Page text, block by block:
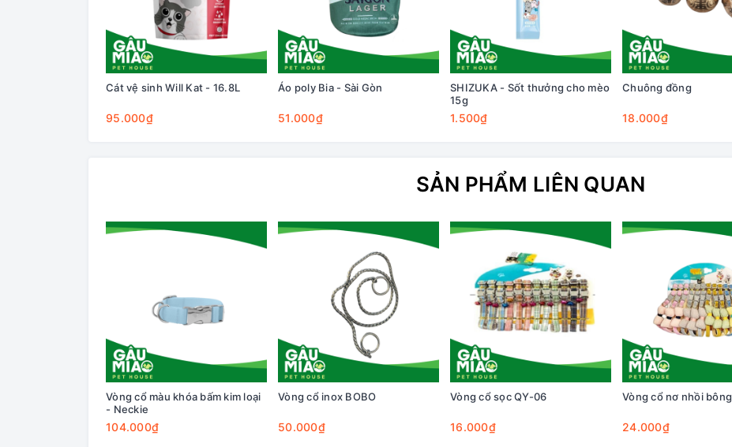
Cát vệ sinh Will Kat - 16.8L
95.000₫
Áo poly Bia - Sài Gòn
51.000₫
SHIZUKA - Sốt thưởng cho mèo
15g
1.500₫
Chuông đồng
18.000₫
SẢN PHẨM LIÊN QUAN
Vòng cổ màu khóa bấm kim loại
- Neckie
104.000₫
Vòng cổ inox BOBO
50.000₫
Vòng cổ sọc QY-06
16.000₫
Vòng cổ nơ nhồi bông
24.000₫